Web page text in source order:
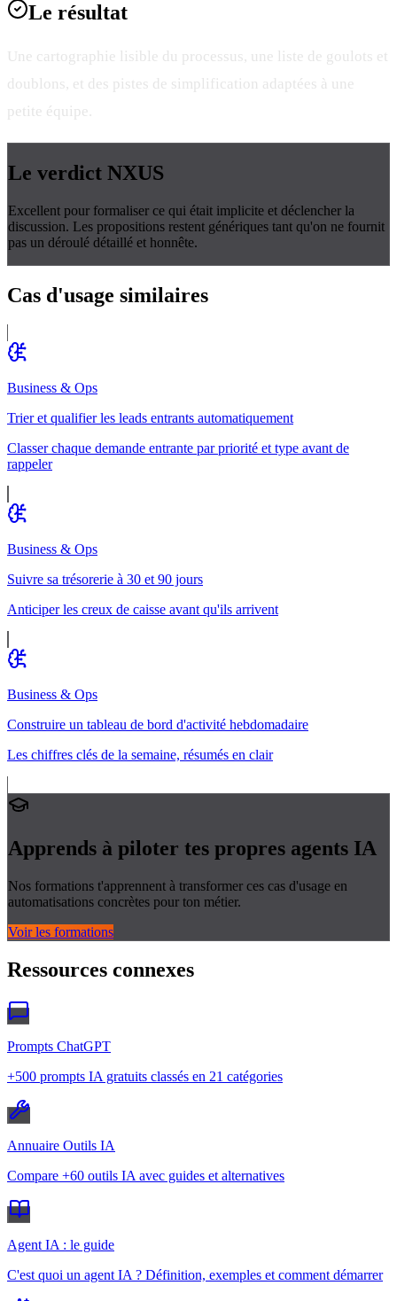
Le résultat
Une cartographie lisible du processus, une liste de goulots et
doublons, et des pistes de simplification adaptées à une
petite équipe.
Le verdict NXUS
Excellent pour formaliser ce qui était implicite et déclencher la
discussion. Les propositions restent génériques tant qu'on ne fournit
pas un déroulé détaillé et honnête.
Cas d'usage similaires
Business & Ops
Trier et qualifier les leads entrants automatiquement
Classer chaque demande entrante par priorité et type avant de
rappeler
Business & Ops
Suivre sa trésorerie à 30 et 90 jours
Anticiper les creux de caisse avant qu'ils arrivent
Business & Ops
Construire un tableau de bord d'activité hebdomadaire
Les chiffres clés de la semaine, résumés en clair
Apprends à piloter tes propres agents IA
Nos formations t'apprennent à transformer ces cas d'usage en
automatisations concrètes pour ton métier.
Voir les formations
Ressources connexes
Prompts ChatGPT
+500 prompts IA gratuits classés en 21 catégories
Annuaire Outils IA
Compare +60 outils IA avec guides et alternatives
Agent IA : le guide
C'est quoi un agent IA ? Définition, exemples et comment démarrer